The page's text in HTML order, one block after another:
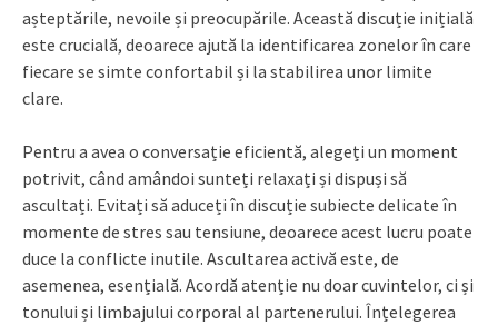
așteptările, nevoile și preocupările. Această discuție inițială
este crucială, deoarece ajută la identificarea zonelor în care
fiecare se simte confortabil și la stabilirea unor limite
clare.
Pentru a avea o conversație eficientă, alegeți un moment
potrivit, când amândoi sunteți relaxați și dispuși să
ascultați. Evitați să aduceți în discuție subiecte delicate în
momente de stres sau tensiune, deoarece acest lucru poate
duce la conflicte inutile. Ascultarea activă este, de
asemenea, esențială. Acordă atenție nu doar cuvintelor, ci și
tonului și limbajului corporal al partenerului. Înțelegerea